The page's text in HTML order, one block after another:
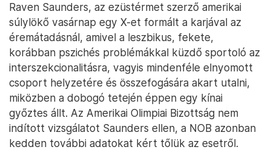
Raven Saunders, az ezüstérmet szerző amerikai
súlylökő vasárnap egy X-et formált a karjával az
éremátadásnál, amivel a leszbikus, fekete,
korábban pszichés problémákkal küzdő sportoló az
interszekcionalitásra, vagyis mindenféle elnyomott
csoport helyzetére és összefogására akart utalni,
miközben a dobogó tetején éppen egy kínai
győztes állt. Az Amerikai Olimpiai Bizottság nem
indított vizsgálatot Saunders ellen, a NOB azonban
kedden további adatokat kért tőlük az esetről.